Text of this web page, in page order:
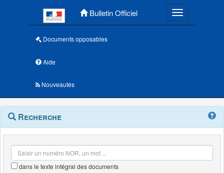
Bulletin Officiel Toggle
Documents opposables
Aide
Nouveautés
Navigation
outils
Menu
contextuel
Recherche
dans le texte intégral des documents